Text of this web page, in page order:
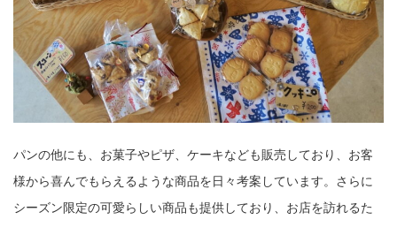
パンの他にも、お菓子やピザ、ケーキなども販売しており、お客
様から喜んでもらえるような商品を日々考案しています。さらに
シーズン限定の可愛らしい商品も提供しており、お店を訪れるた